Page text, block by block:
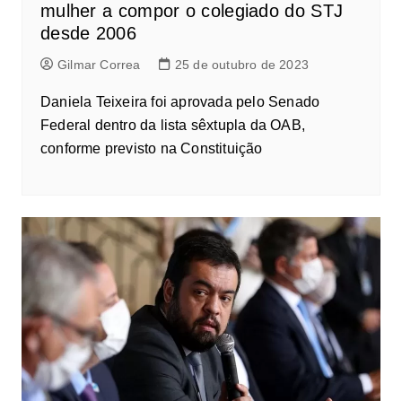
mulher a compor o colegiado do STJ
desde 2006
Gilmar Correa 25 de outubro de 2023
Daniela Teixeira foi aprovada pelo Senado
Federal dentro da lista sêxtupla da OAB,
conforme previsto na Constituição